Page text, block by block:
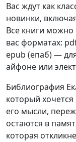
Вас ждут как
новинки,
Все книги можно
вас форматах:
epub (епаб) —
айфоне или
Библиография
который
его мысли,
остаются в
которая